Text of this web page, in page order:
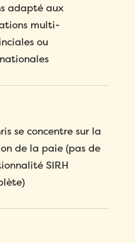
adapté aux
multi-
ou
se concentre sur la
de la paie (pas de
SIRH